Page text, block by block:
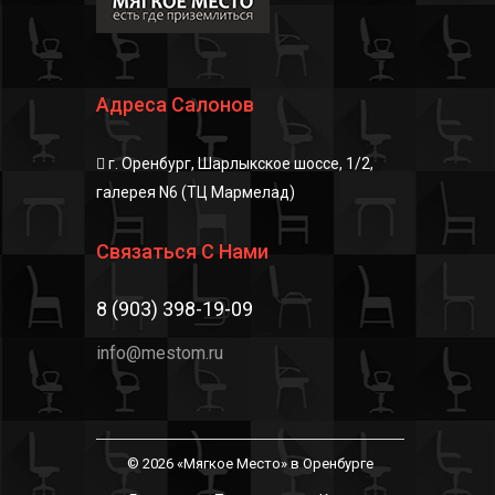
Адреса Салонов
г. Оренбург, Шарлыкское шоссе, 1/2,
галерея N6 (ТЦ Мармелад)
Связаться С Нами
8 (903) 398-19-09
info@mestom.ru
© 2026 «Мягкое Место» в Оренбурге